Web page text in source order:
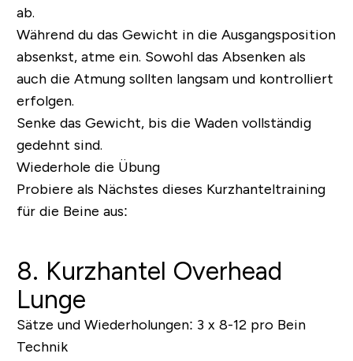
ab.
Während du das Gewicht in die Ausgangsposition
absenkst, atme ein. Sowohl das Absenken als
auch die Atmung sollten langsam und kontrolliert
erfolgen.
Senke das Gewicht, bis die Waden vollständig
gedehnt sind.
Wiederhole die Übung
Probiere als Nächstes dieses Kurzhanteltraining
für die Beine aus:
8. Kurzhantel Overhead
Lunge
Sätze und Wiederholungen: 3 x 8-12 pro Bein
Technik